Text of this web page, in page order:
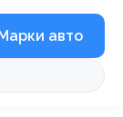
авто